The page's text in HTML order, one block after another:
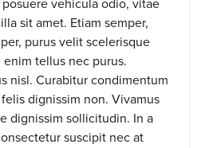
vehicula odio, vitae
sit amet. Etiam semper,
purus velit scelerisque
tellus nec purus.
nisl. Curabitur condimentum
dignissim non. Vivamus
dignissim sollicitudin. In a
suscipit nec at